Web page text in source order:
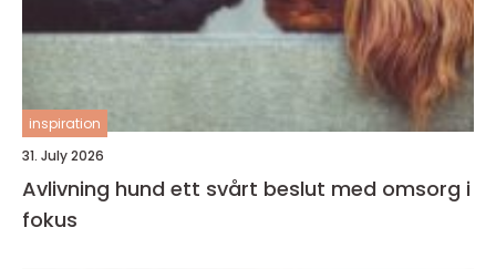
inspiration
31. July 2026
Avlivning hund ett svårt beslut med omsorg i
fokus